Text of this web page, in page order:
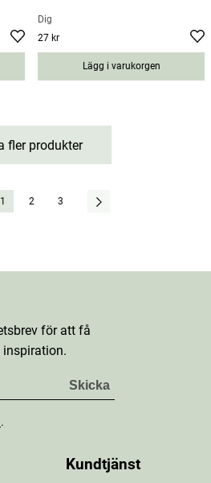
Dig
Pris
27 kr
Lägg i varukorgen
fler produkter
1 2 3
för att få
inspiration.
.
Kundtjänst